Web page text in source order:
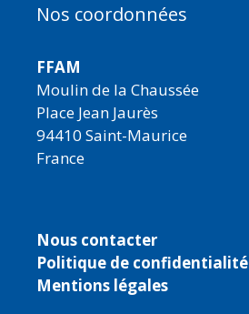
Nos coordonnées
FFAM
Moulin de la Chaussée
Place Jean Jaurès
94410 Saint-Maurice
France
Nous contacter
Politique de confidentialité
Mentions légales